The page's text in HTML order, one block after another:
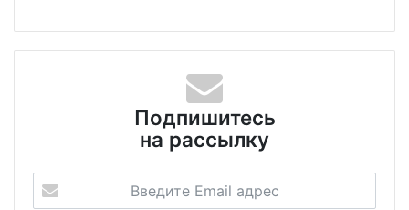
Подпишитесь
на рассылку